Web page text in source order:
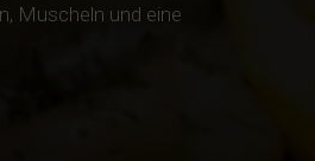
Muscheln und eine